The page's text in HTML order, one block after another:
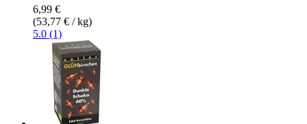
6,99 €
(53,77 € / kg)
5.0 (1)